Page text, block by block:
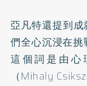
亞凡特還提到
們全心沉浸在挑
這個詞是由心
（Mihaly